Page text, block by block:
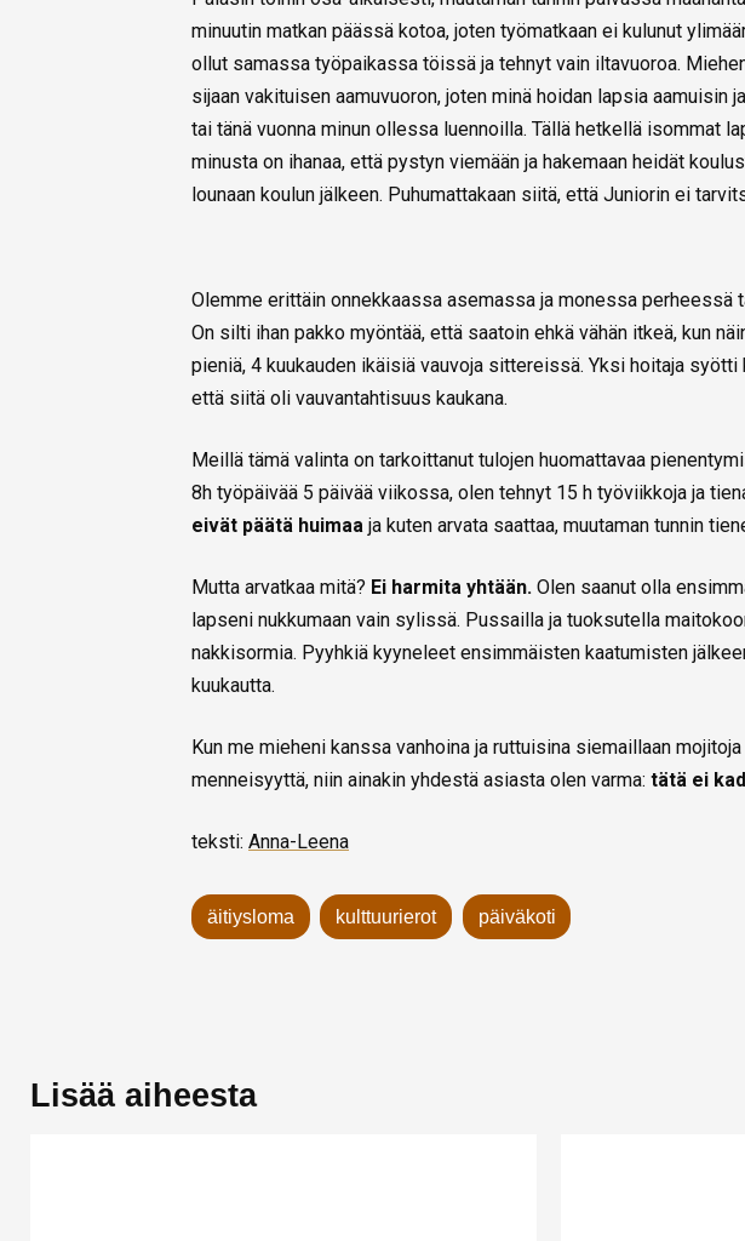
minuutin matkan päässä kotoa, joten työmatkaan ei kulunut
ollut samassa työpaikassa töissä ja tehnyt vain iltavuoroa.
sijaan vakituisen aamuvuoron, joten minä hoidan lapsia
tai tänä vuonna minun ollessa luennoilla. Tällä hetkellä isommat
minusta on ihanaa, että pystyn viemään ja hakemaan heidät
lounaan koulun jälkeen. Puhumattakaan siitä, että Juniorin ei
Olemme erittäin onnekkaassa asemassa ja monessa perheessä
On silti ihan pakko myöntää, että saatoin ehkä vähän itkeä, kun
pieniä, 4 kuukauden ikäisiä vauvoja sittereissä. Yksi hoitaja syötti
että siitä oli vauvantahtisuus kaukana.
Meillä tämä valinta on tarkoittanut tulojen huomattavaa
8h työpäivää 5 päivää viikossa, olen tehnyt 15 h työviikkoja ja
eivät päätä huimaa ja kuten arvata saattaa, muutaman tunnin
Mutta arvatkaa mitä? Ei harmita yhtään. Olen saanut olla
lapseni nukkumaan vain sylissä. Pussailla ja tuoksutella
nakkisormia. Pyyhkiä kyyneleet ensimmäisten kaatumisten
kuukautta.
Kun me mieheni kanssa vanhoina ja ruttuisina siemaillaan
menneisyyttä, niin ainakin yhdestä asiasta olen varma: tätä ei
teksti: Anna-Leena
äitiysloma kulttuurierot päiväkoti
Lisää aiheesta